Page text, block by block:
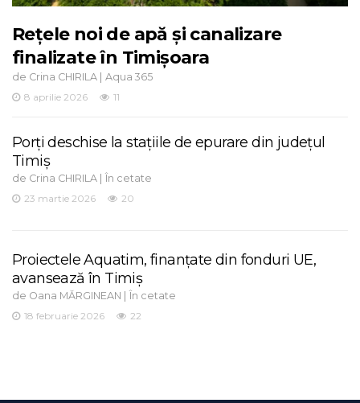
Rețele noi de apă și canalizare
finalizate în Timișoara
de Crina CHIRILA | Aqua 365
8 aprilie 2026
11
Porți deschise la stațiile de epurare din județul
Timiș
de Crina CHIRILA | În cetate
23 martie 2026
20
Proiectele Aquatim, finanțate din fonduri UE,
avansează în Timiș
de Oana MĂRGINEAN | În cetate
18 februarie 2026
22